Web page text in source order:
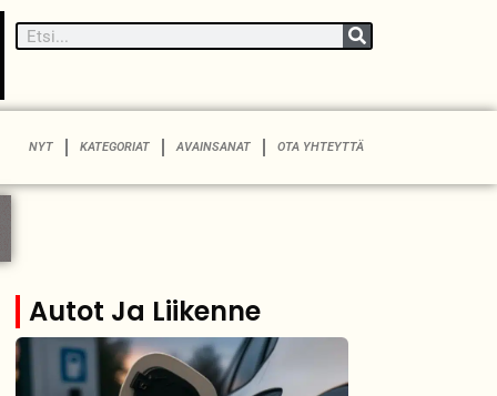
NYT KATEGORIAT AVAINSANAT OTA YHTEYTTÄ
Autot Ja Liikenne